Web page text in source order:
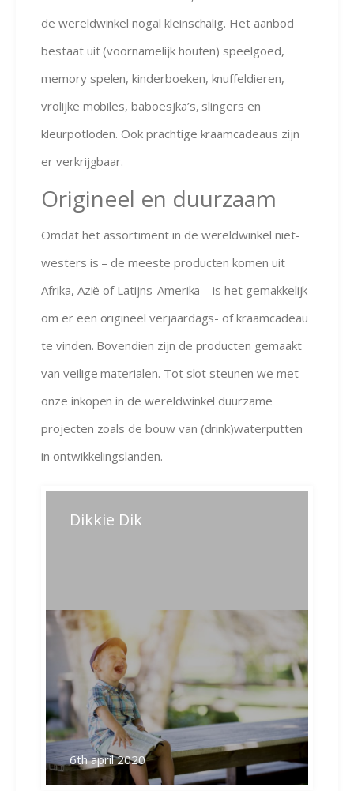
de wereldwinkel nogal kleinschalig. Het aanbod
bestaat uit (voornamelijk houten) speelgoed,
memory spelen, kinderboeken, knuffeldieren,
vrolijke mobiles, baboesjka’s, slingers en
kleurpotloden. Ook prachtige kraamcadeaus zijn
er verkrijgbaar.
Origineel en duurzaam
Omdat het assortiment in de wereldwinkel niet-
westers is – de meeste producten komen uit
Afrika, Azië of Latijns-Amerika – is het gemakkelijk
om er een origineel verjaardags- of kraamcadeau
te vinden. Bovendien zijn de producten gemaakt
van veilige materialen. Tot slot steunen we met
onze inkopen in de wereldwinkel duurzame
projecten zoals de bouw van (drink)waterputten
in ontwikkelingslanden.
Bericht
Previous
Dikkie Dik
6th april 2020